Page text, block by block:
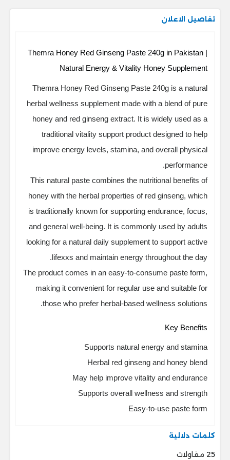
تفاصيل الاعلان
Themra Honey Red Ginseng Paste 240g in Pakistan |
Natural Energy & Vitality Honey Supplement
Themra Honey Red Ginseng Paste 240g is a natural
herbal wellness supplement made with a blend of pure
honey and red ginseng extract. It is widely used as a
traditional vitality support product designed to help
improve energy levels, stamina, and overall physical
performance.
This natural paste combines the nutritional benefits of
honey with the herbal properties of red ginseng, which
is traditionally known for supporting endurance, focus,
and general well-being. It is commonly used by adults
looking for a natural daily supplement to support active
lifexxs and maintain energy throughout the day.
The product comes in an easy-to-consume paste form,
making it convenient for regular use and suitable for
those who prefer herbal-based wellness solutions.
Key Benefits
Supports natural energy and stamina
Herbal red ginseng and honey blend
May help improve vitality and endurance
Supports overall wellness and strength
Easy-to-use paste form
كلمات دلالية
25 مقاولات